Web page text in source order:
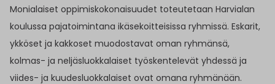
Monialaiset oppimiskokonaisuudet toteutetaan Harvialan
koulussa pajatoimintana ikäsekoitteisissa ryhmissä. Eskarit,
ykköset ja kakkoset muodostavat oman ryhmänsä,
kolmas- ja neljäsluokkalaiset työskentelevät yhdessä ja
viides- ja kuudesluokkalaiset ovat omana ryhmänään.